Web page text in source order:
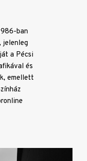
ban
jelenleg
a Pécsi
és
emellett